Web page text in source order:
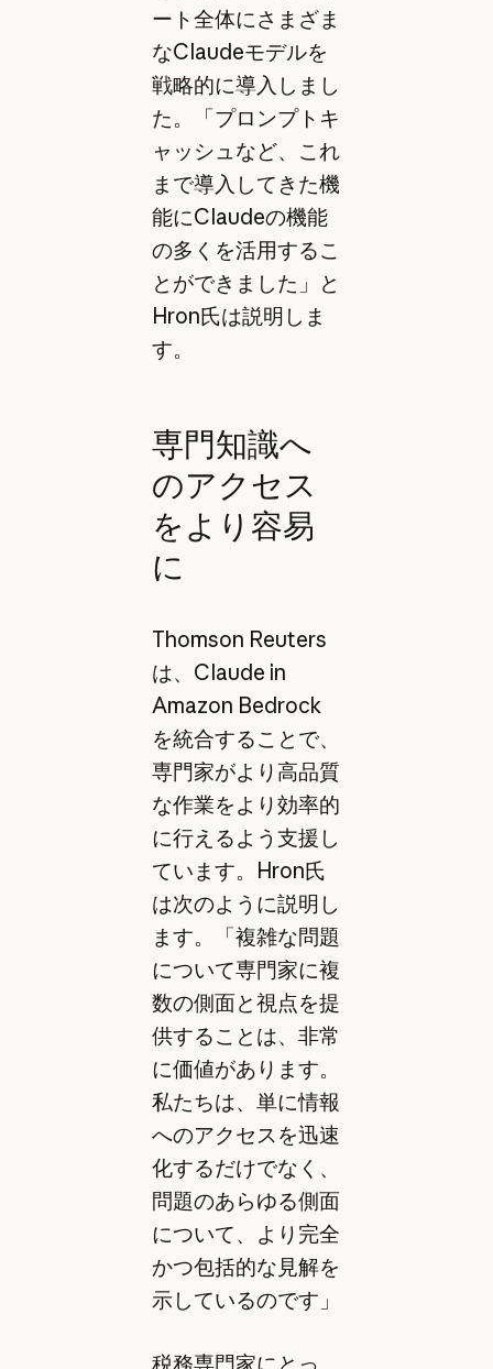
ート全体にさまざま
なClaudeモデルを
戦略的に導入しまし
た。「プロンプトキ
ャッシュなど、これ
まで導入してきた機
能にClaudeの機能
の多くを活用するこ
とができました」と
Hron氏は説明しま
す。
専門知識へ
のアクセス
をより容易
に
Thomson Reuters
は、Claude in
Amazon Bedrock
を統合することで、
専門家がより高品質
な作業をより効率的
に行えるよう支援し
ています。Hron氏
は次のように説明し
ます。「複雑な問題
について専門家に複
数の側面と視点を提
供することは、非常
に価値があります。
私たちは、単に情報
へのアクセスを迅速
化するだけでなく、
問題のあらゆる側面
について、より完全
かつ包括的な見解を
示しているのです」